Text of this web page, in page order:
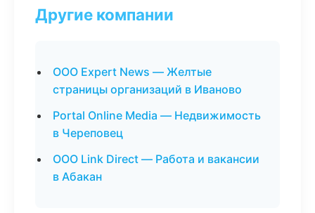
Другие компании
ООО Expert News — Желтые
страницы организаций в Иваново
Portal Online Media — Недвижимость
в Череповец
ООО Link Direct — Работа и вакансии
в Абакан